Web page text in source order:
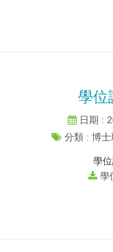
學位
日期 :
分類 : 博
學
學